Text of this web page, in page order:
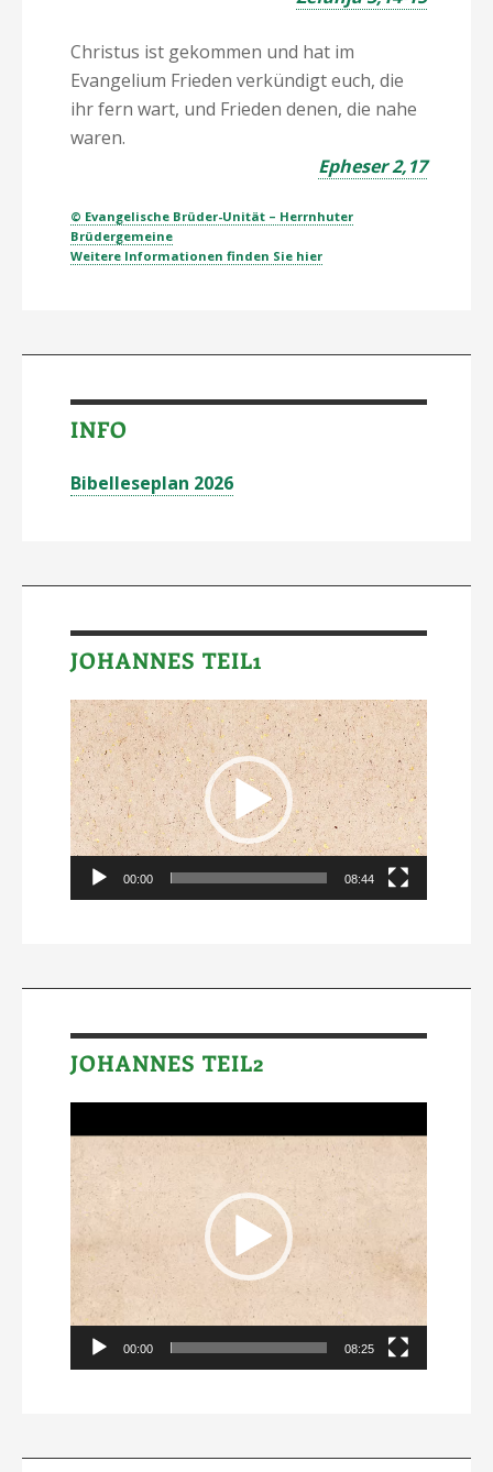
Christus ist gekommen und hat im
Evangelium Frieden verkündigt euch, die
ihr fern wart, und Frieden denen, die nahe
waren.
Epheser 2,17
© Evangelische Brüder-Unität – Herrnhuter
Brüdergemeine
Weitere Informationen finden Sie hier
INFO
Bibelleseplan 2026
JOHANNES TEIL1
Video-
Player
00:00 08:44
JOHANNES TEIL2
Player
00:00 08:25